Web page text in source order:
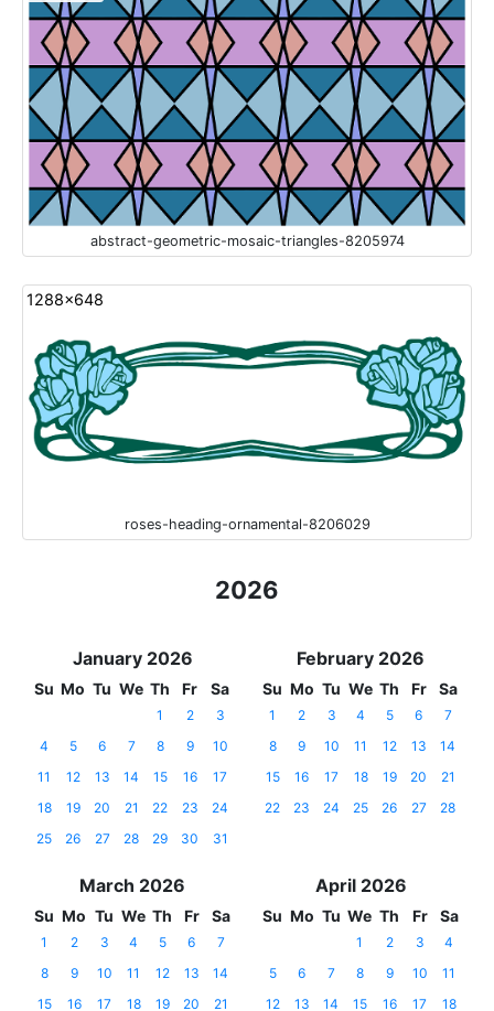
abstract-geometric-mosaic-triangles-8205974
1288x648
roses-heading-ornamental-8206029
2026
January 2026
Su Mo Tu We Th Fr Sa
1 2
3
4
5 6 7 8 9
10
11
12 13 14 15 16
17
18
19 20 21 22 23
24
25
26 27 28 29 30 31
February 2026
Su Mo Tu We Th Fr Sa
1 2 3 4 5 6
7
8
9 10 11 12 13
14
15
16 17 18 19 20
21
22
23 24 25 26 27 28
March 2026
Su Mo Tu We Th Fr Sa
1 2 3 4 5 6
7
8
9 10 11 12 13
14
15
16 17 18 19 20
21
April 2026
Su Mo Tu We Th Fr Sa
1 2 3
4
5
6 7 8 9 10
11
12
13 14 15 16 17
18